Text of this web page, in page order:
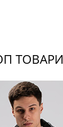
ТОВАРИ